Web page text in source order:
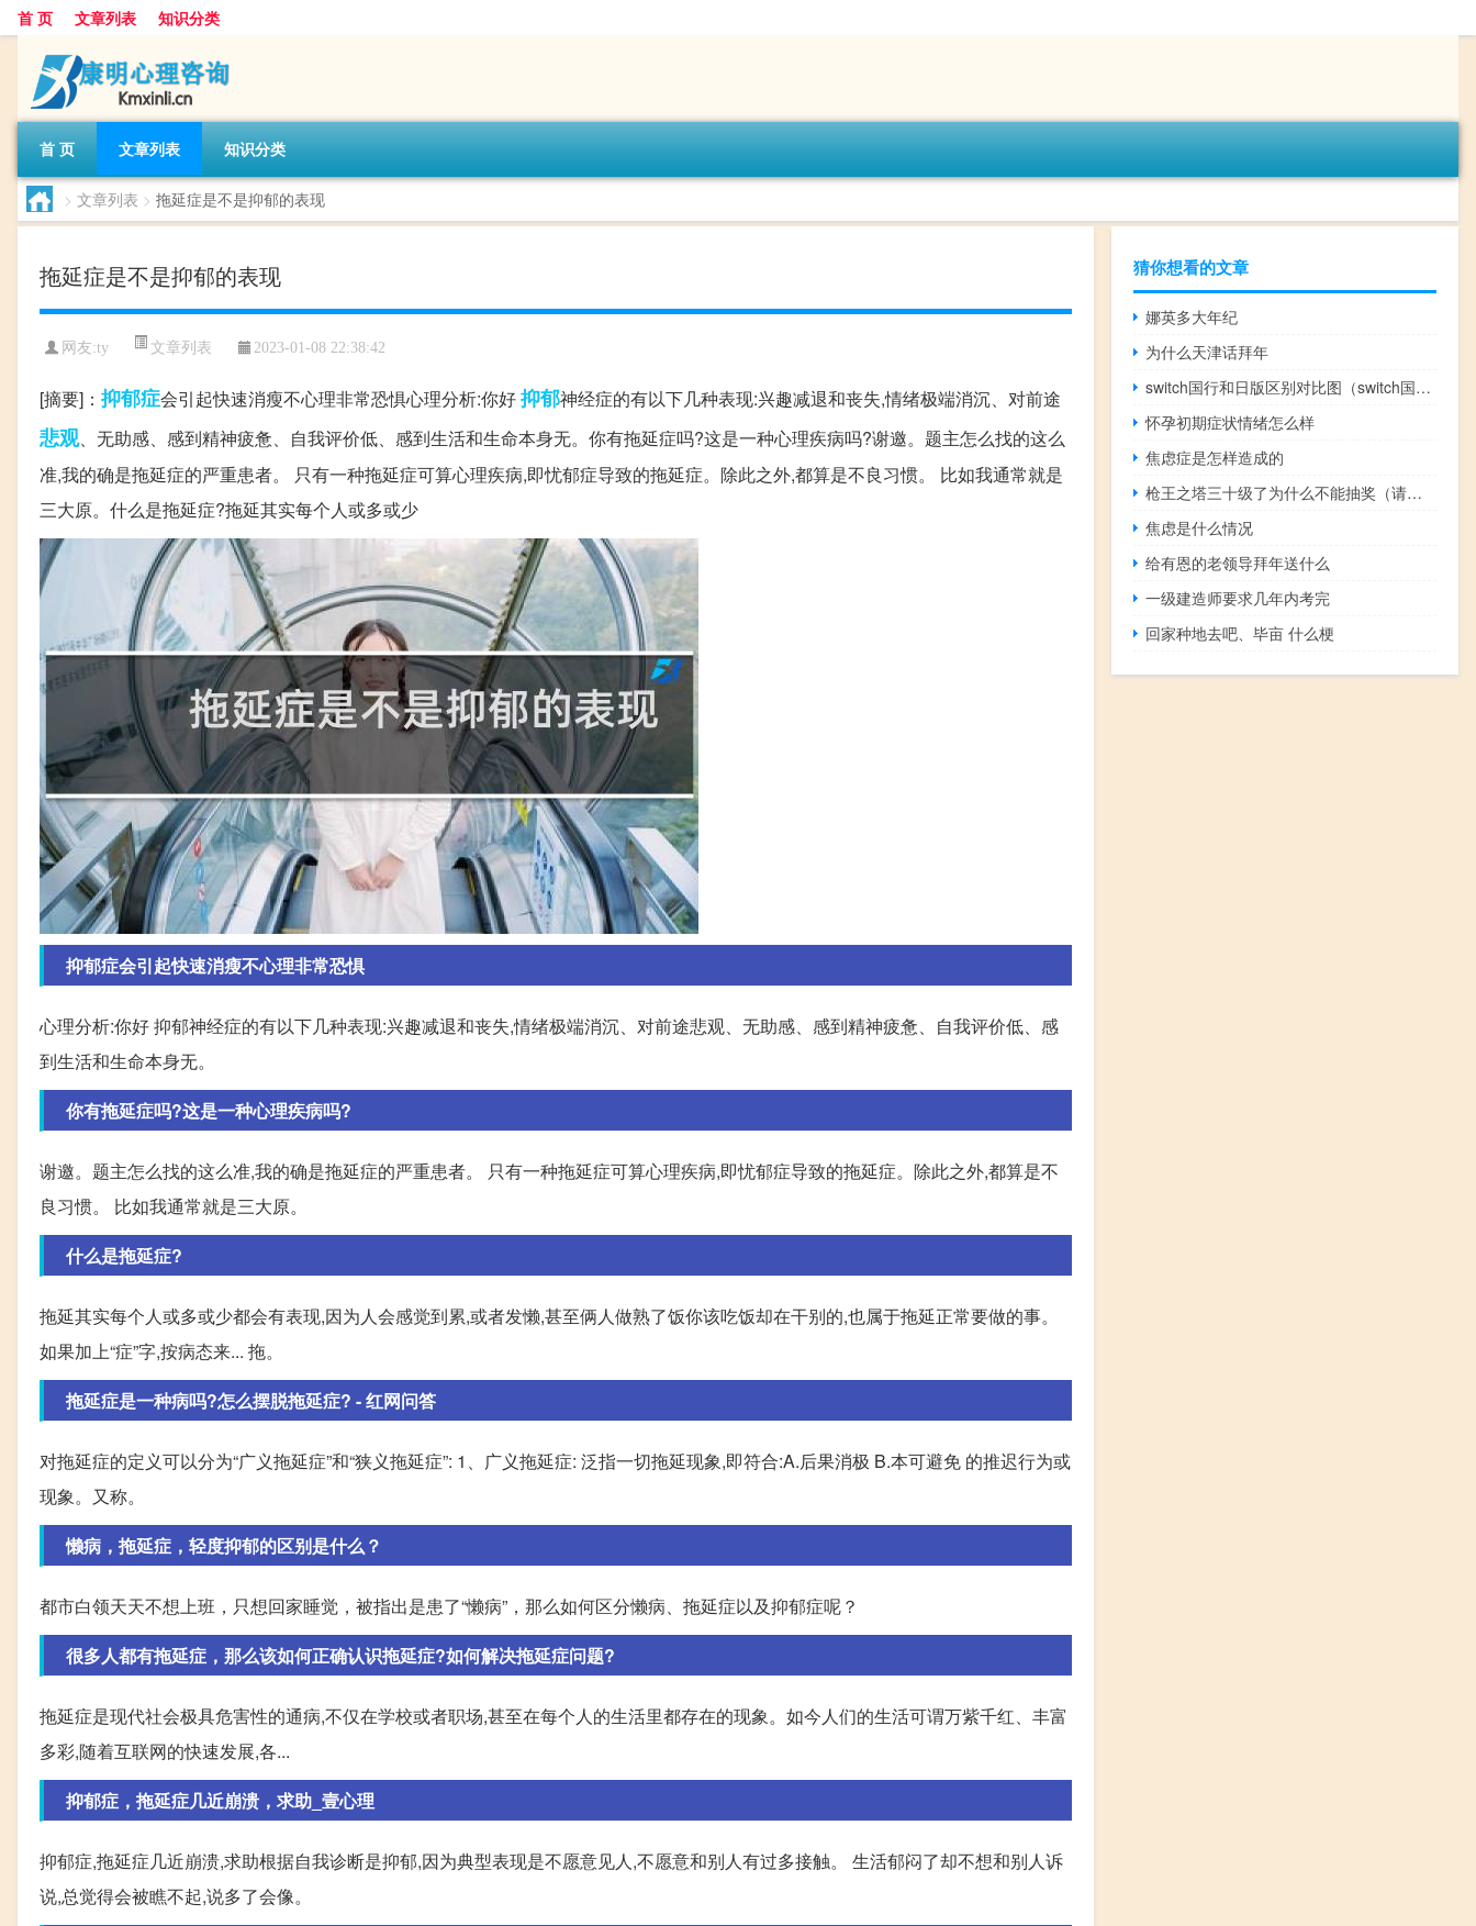
首 页 文章列表 知识分类
首 页 文章列表 知识分类
> 文章列表 > 拖延症是不是抑郁的表现
拖延症是不是抑郁的表现
网友:ty 文章列表 2023-01-08 22:38:42
[摘要]： 抑郁症会引起快速消瘦不心理非常恐惧心理分析:你好抑郁神经症的有以下几种表现:兴趣减退和丧失,情绪极端消沉、对前途
悲观、无助感、感到精神疲惫、自我评价低、感到生活和生命本身无。你有拖延症吗?这是一种心理疾病吗?谢邀。题主怎么找的这么
准,我的确是拖延症的严重患者。 只有一种拖延症可算心理疾病,即忧郁症导致的拖延症。除此之外,都算是不良习惯。 比如我通常就是
三大原。什么是拖延症?拖延其实每个人或多或少
抑郁症会引起快速消瘦不心理非常恐惧
心理分析:你好 抑郁神经症的有以下几种表现:兴趣减退和丧失,情绪极端消沉、对前途悲观、无助感、感到精神疲惫、自我评价低、感
到生活和生命本身无。
你有拖延症吗?这是一种心理疾病吗?
谢邀。题主怎么找的这么准,我的确是拖延症的严重患者。 只有一种拖延症可算心理疾病,即忧郁症导致的拖延症。除此之外,都算是不
良习惯。 比如我通常就是三大原。
什么是拖延症?
拖延其实每个人或多或少都会有表现,因为人会感觉到累,或者发懒,甚至俩人做熟了饭你该吃饭却在干别的,也属于拖延正常要做的事。
如果加上“症”字,按病态来... 拖。
拖延症是一种病吗?怎么摆脱拖延症? - 红网问答
对拖延症的定义可以分为“广义拖延症”和“狭义拖延症”: 1、广义拖延症: 泛指一切拖延现象,即符合:A.后果消极 B.本可避免 的推迟行为或
现象。又称。
懒病，拖延症，轻度抑郁的区别是什么？
都市白领天天不想上班，只想回家睡觉，被指出是患了“懒病”，那么如何区分懒病、拖延症以及抑郁症呢？
很多人都有拖延症，那么该如何正确认识拖延症?如何解决拖延症问题?
拖延症是现代社会极具危害性的通病,不仅在学校或者职场,甚至在每个人的生活里都存在的现象。如今人们的生活可谓万紫千红、丰富
多彩,随着互联网的快速发展,各...
抑郁症，拖延症几近崩溃，求助_壹心理
抑郁症,拖延症几近崩溃,求助根据自我诊断是抑郁,因为典型表现是不愿意见人,不愿意和别人有过多接触。 生活郁闷了却不想和别人诉
说,总觉得会被瞧不起,说多了会像。
猜你想看的文章
娜英多大年纪
为什么天津话拜年
switch国行和日版区别对比图（switch国行和日版区别）
怀孕初期症状情绪怎么样
焦虑症是怎样造成的
枪王之塔三十级了为什么不能抽奖（请问做t是什么意思）
焦虑是什么情况
给有恩的老领导拜年送什么
一级建造师要求几年内考完
回家种地去吧、毕亩 什么梗